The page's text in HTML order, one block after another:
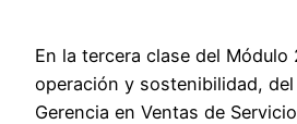
En la tercera clase del Módulo
operación y sostenibilidad,
Gerencia en Ventas de